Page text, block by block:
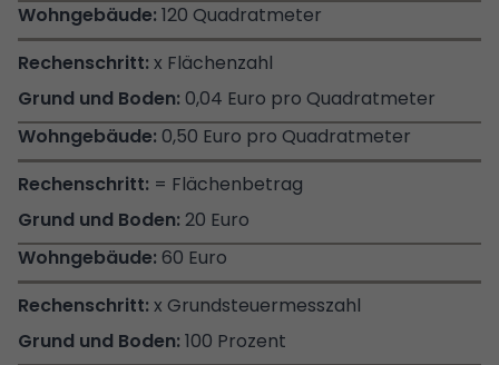
120 Quadratmeter
x Flächenzahl
0,04 Euro pro Quadratmeter
0,50 Euro pro Quadratmeter
= Flächenbetrag
20 Euro
60 Euro
x Grundsteuermesszahl
100 Prozent